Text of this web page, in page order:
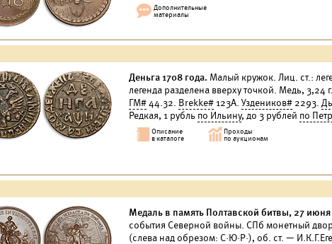
Деньга 1708 года. Малый кружок. Лиц. ст.:
легенда разделена вверху точкой. Медь, 3,24
ГМ#44.32. Brekke# 123А. Уздеников# 2293.
Редкая, 1 рубль по Ильину, до 3 рублей по
Медаль в память Полтавской битвы, 27 июня
события Северной войны. СПб монетный
(слева над обрезом: С·Ю·Р·), об. ст. —